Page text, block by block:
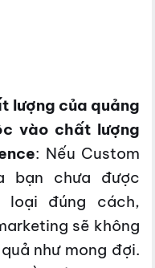
lượng của quảng
vào chất lượng
: Nếu Custom
bạn chưa được
đúng cách,
sẽ không
như mong đợi.